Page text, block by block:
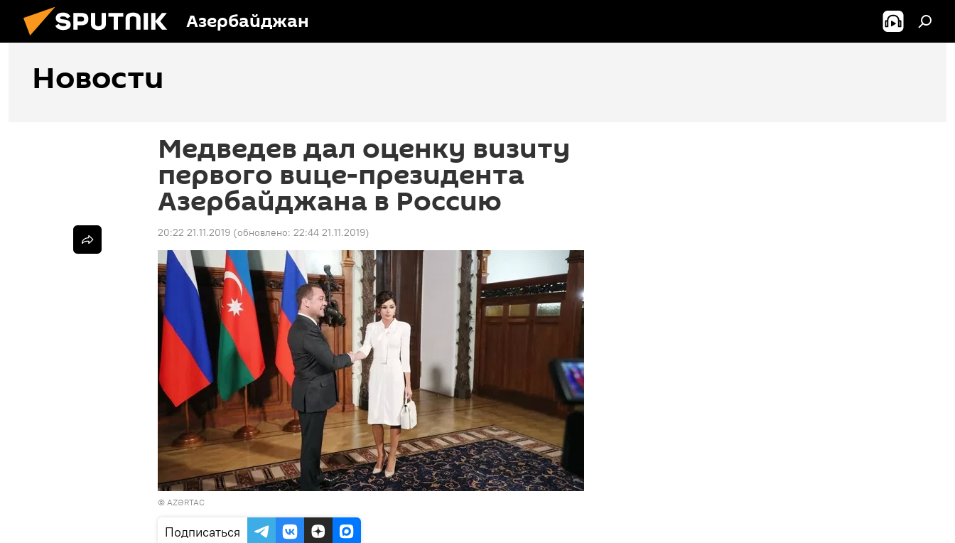
Азербайджан
Новости
Медведев дал оценку визиту
первого вице-президента
Азербайджана в Россию
20:22 21.11.2019 (обновлено: 22:44 21.11.2019)
© AZƏRTAC
Подписаться